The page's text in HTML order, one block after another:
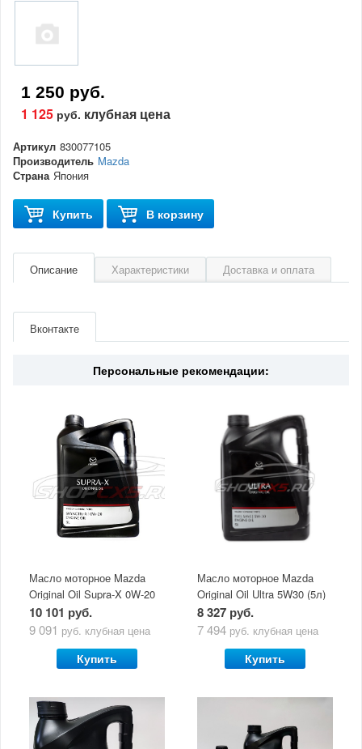
1 250 руб.
1 125 руб. клубная цена
Артикул 830077105
Производитель Mazda
Страна Япония
Купить В корзину
Описание Характеристики Доставка и оплата
Страна Япония
Вконтакте
Персональные рекомендации:
Масло моторное Mazda
Original Oil Supra-X 0W-20
(5 л)
10 101 руб.
9 091 руб. клубная цена
Купить
Масло моторное Mazda
Original Oil Ultra 5W30 (5л)
8 327 руб.
7 494 руб. клубная цена
Купить